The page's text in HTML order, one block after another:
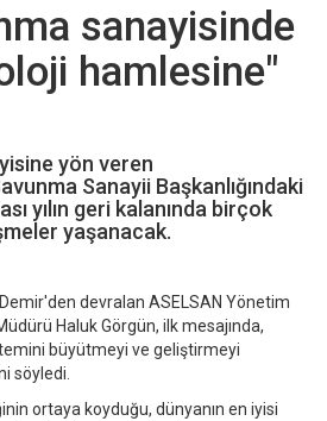
sanayisinde
hamlesine"
yön veren
Sanayii Başkanlığındaki
yılın geri kalanında birçok
yaşanacak.
devralan ASELSAN Yönetim
Haluk Görgün, ilk mesajında,
büyütmeyi ve geliştirmeyi
söyledi.
ortaya koyduğu, dünyanın en iyisi